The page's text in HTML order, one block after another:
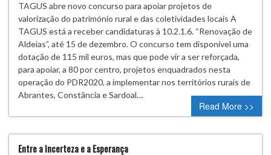
TAGUS abre novo concurso para apoiar projetos de
valorização do património rural e das coletividades locais A
TAGUS está a receber candidaturas à 10.2.1.6. “Renovação de
Aldeias”, até 15 de dezembro. O concurso tem disponível uma
dotação de 115 mil euros, mas que pode vir a ser reforçada,
para apoiar, a 80 por centro, projetos enquadrados nesta
operação do PDR2020, a implementar nos territórios rurais de
Abrantes, Constância e Sardoal…
Read More >>
Entre a Incerteza e a Esperança